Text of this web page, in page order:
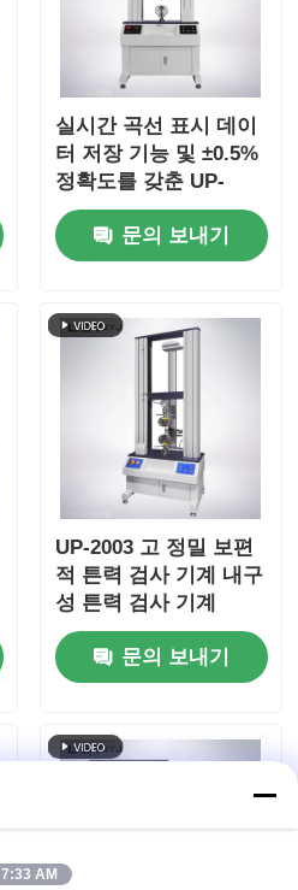
실시간 곡선 표시 데이
터 저장 기능 및 ±0.5%
정확도를 갖춘 UP-
2003 인장 강도 시험기
문의 보내기
UP-2003 고 정밀 보편
적 튼력 검사 기계 내구
성 튼력 검사 기계
문의 보내기
7:33 AM